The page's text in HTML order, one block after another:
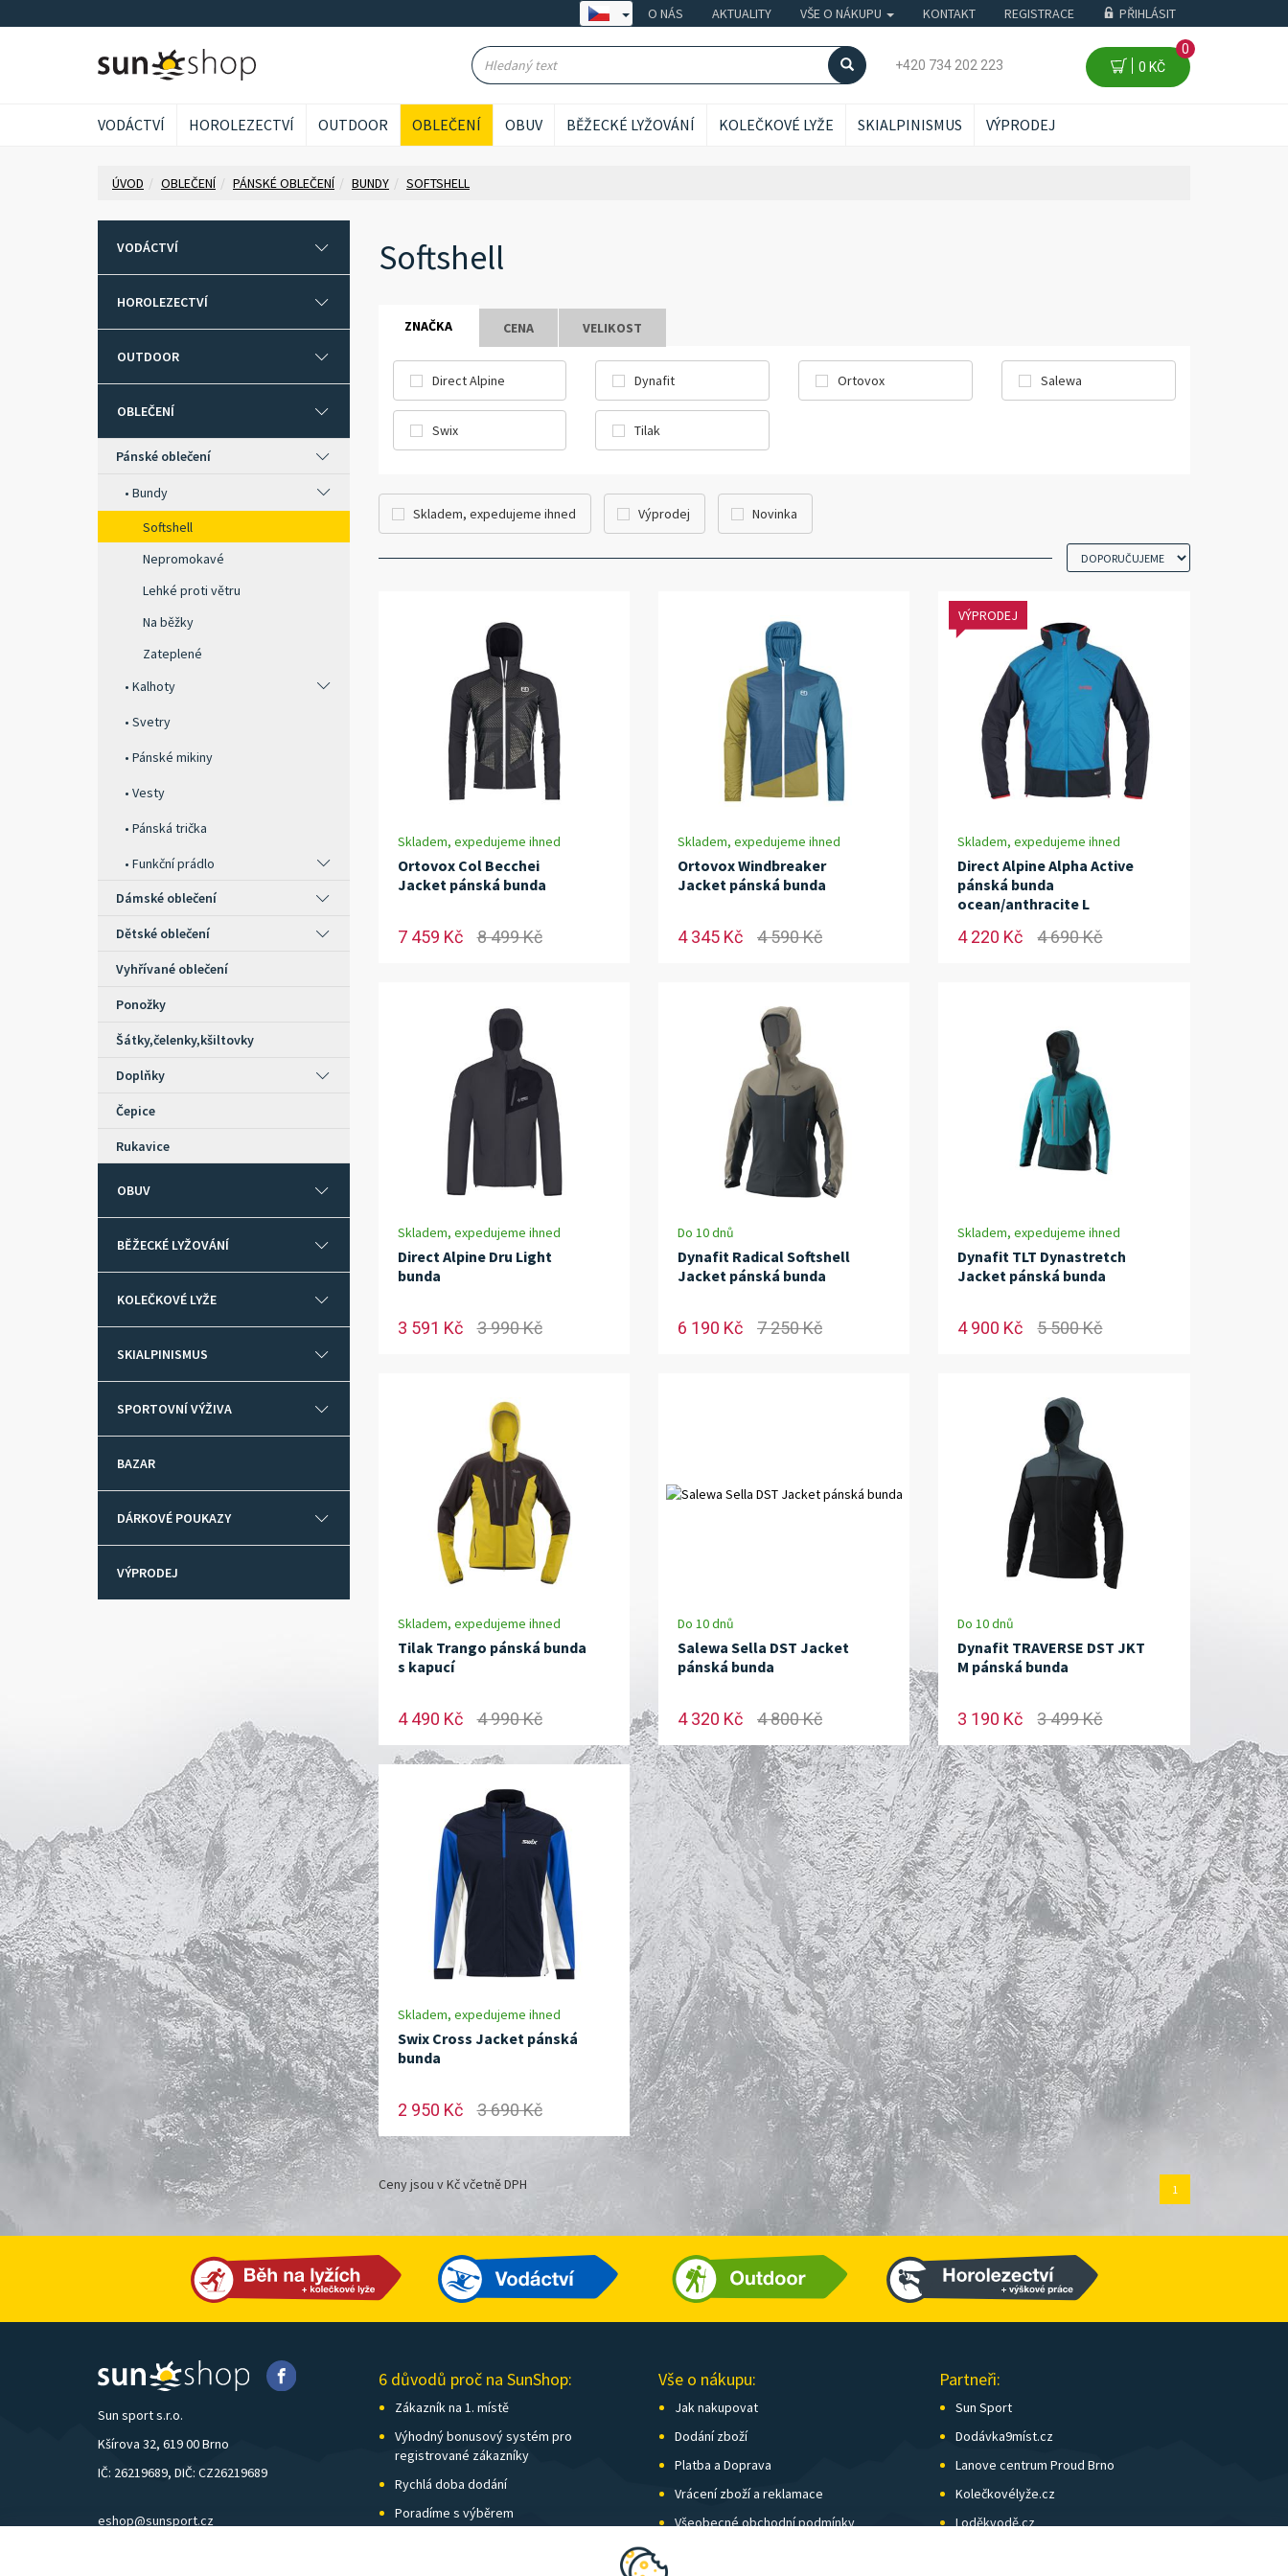
O NÁS AKTUALITY VŠE O NÁKUPU KONTAKT REGISTRACE PŘIHLÁSIT
+420 734 202 223 0 KČ
0
VODÁCTVÍ HOROLEZECTVÍ OUTDOOR OBLEČENÍ OBUV BĚŽECKÉ LYŽOVÁNÍ KOLEČKOVÉ LYŽE SKIALPINISMUS VÝPRODEJ
ÚVOD OBLEČENÍ PÁNSKÉ OBLEČENÍ BUNDY SOFTSHELL
VODÁCTVÍ
HOROLEZECTVÍ
OUTDOOR
OBLEČENÍ
Pánské oblečení
Bundy
Softshell
Nepromokavé
Lehké proti větru
Na běžky
Zateplené
Kalhoty
Svetry
Pánské mikiny
Vesty
Pánská trička
Funkční prádlo
Dámské oblečení
Dětské oblečení
Vyhřívané oblečení
Ponožky
Šátky,čelenky,kšiltovky
Doplňky
Čepice
Rukavice
OBUV
BĚŽECKÉ LYŽOVÁNÍ
KOLEČKOVÉ LYŽE
SKIALPINISMUS
SPORTOVNÍ VÝŽIVA
BAZAR
DÁRKOVÉ POUKAZY
VÝPRODEJ
Softshell
ZNAČKA CENA VELIKOST
Direct Alpine Dynafit Ortovox Salewa
Swix Tilak
Skladem, expedujeme ihned Výprodej Novinka
Skladem, expedujeme ihned
Ortovox Col Becchei
Jacket pánská bunda
7 459 Kč 8 499 Kč
Skladem, expedujeme ihned
Ortovox Windbreaker
Jacket pánská bunda
4 345 Kč 4 590 Kč
VÝPRODEJ
Skladem, expedujeme ihned
Direct Alpine Alpha Active
pánská bunda
ocean/anthracite L
4 220 Kč 4 690 Kč
Skladem, expedujeme ihned
Direct Alpine Dru Light
bunda
3 591 Kč 3 990 Kč
Do 10 dnů
Dynafit Radical Softshell
Jacket pánská bunda
6 190 Kč 7 250 Kč
Skladem, expedujeme ihned
Dynafit TLT Dynastretch
Jacket pánská bunda
4 900 Kč 5 500 Kč
Skladem, expedujeme ihned
Tilak Trango pánská bunda
s kapucí
4 490 Kč 4 990 Kč
Do 10 dnů
Salewa Sella DST Jacket
pánská bunda
4 320 Kč 4 800 Kč
Do 10 dnů
Dynafit TRAVERSE DST JKT
M pánská bunda
3 190 Kč 3 499 Kč
Skladem, expedujeme ihned
Swix Cross Jacket pánská
bunda
2 950 Kč 3 690 Kč
Ceny jsou v Kč včetně DPH 1
Sun sport s.r.o.
Kšírova 32, 619 00 Brno
IČ: 26219689, DIČ: CZ26219689
eshop@sunsport.cz
6 důvodů proč na SunShop:
Zákazník na 1. místě
Výhodný bonusový systém pro
registrované zákazníky
Rychlá doba dodání
Poradíme s výběrem
Vše o nákupu:
Jak nakupovat
Dodání zboží
Platba a Doprava
Vrácení zboží a reklamace
Všeobecné obchodní podmínky
Partneři:
Sun Sport
Dodávka9míst.cz
Lanove centrum Proud Brno
Kolečkovélyže.cz
Loděkvodě.cz